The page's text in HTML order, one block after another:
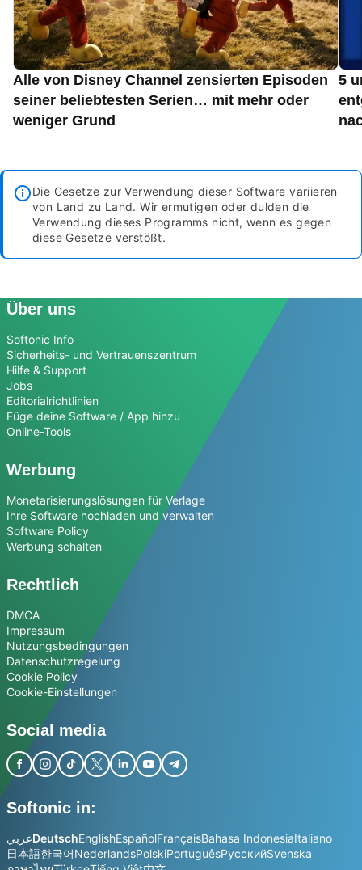
Alle von Disney Channel zensierten Episoden
seiner beliebtesten Serien… mit mehr oder
weniger Grund
5
Die Gesetze zur Verwendung dieser Software variieren
von Land zu Land. Wir ermutigen oder dulden die
Verwendung dieses Programms nicht, wenn es gegen
diese Gesetze verstößt.
Über uns
Softonic Info
Sicherheits- und Vertrauenszentrum
Hilfe & Support
Jobs
Editorialrichtlinien
Füge deine Software / App hinzu
Online-Tools
Werbung
Monetarisierungslösungen für Verlage
Ihre Software hochladen und verwalten
Software Policy
Werbung schalten
Rechtlich
DMCA
Impressum
Nutzungsbedingungen
Datenschutzregelung
Cookie Policy
Cookie-Einstellungen
Social media
Softonic in:
عربيDeutschEnglishEspañolFrançaisBahasa IndonesiaItaliano
日本語한국어NederlandsPolskiPortuguêsРусскийSvenska